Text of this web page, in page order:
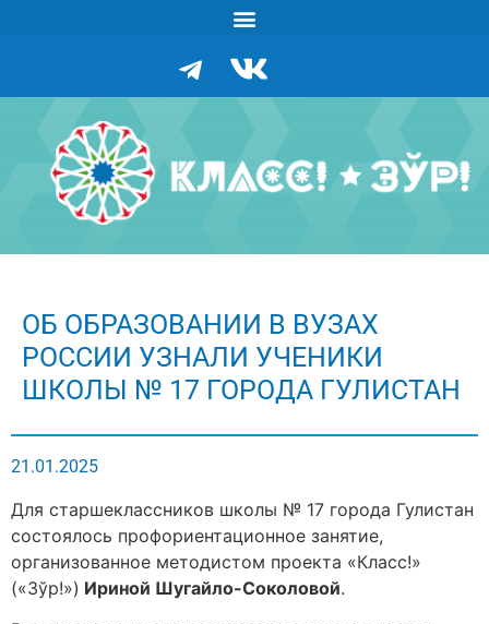
ОБ ОБРАЗОВАНИИ В ВУЗАХ
РОССИИ УЗНАЛИ УЧЕНИКИ
ШКОЛЫ № 17 ГОРОДА ГУЛИСТАН
21.01.2025
Для старшеклассников школы № 17 города Гулистан
состоялось профориентационное занятие,
организованное методистом проекта «Класс!»
(«Зўр!») Ириной Шугайло-Соколовой.